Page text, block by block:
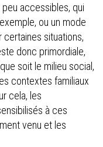
accessibles, qui
ou un mode
certaines situations,
donc primordiale,
soit le milieu social,
contextes familiaux
cela, les
à ces
venu et les